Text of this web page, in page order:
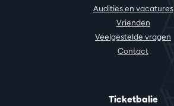
Audities en vacatures
Vrienden
Veelgestelde vragen
Contact
Ticketbalie